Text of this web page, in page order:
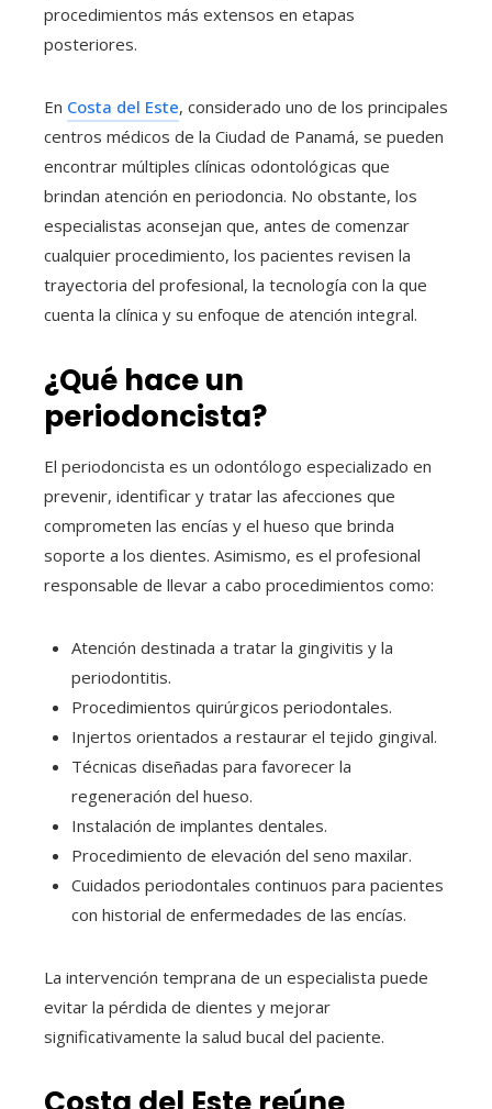
procedimientos más extensos en etapas
posteriores.
En Costa del Este, considerado uno de los principales
centros médicos de la Ciudad de Panamá, se pueden
encontrar múltiples clínicas odontológicas que
brindan atención en periodoncia. No obstante, los
especialistas aconsejan que, antes de comenzar
cualquier procedimiento, los pacientes revisen la
trayectoria del profesional, la tecnología con la que
cuenta la clínica y su enfoque de atención integral.
¿Qué hace un
periodoncista?
El periodoncista es un odontólogo especializado en
prevenir, identificar y tratar las afecciones que
comprometen las encías y el hueso que brinda
soporte a los dientes. Asimismo, es el profesional
responsable de llevar a cabo procedimientos como:
Atención destinada a tratar la gingivitis y la
periodontitis.
Procedimientos quirúrgicos periodontales.
Injertos orientados a restaurar el tejido gingival.
Técnicas diseñadas para favorecer la
regeneración del hueso.
Instalación de implantes dentales.
Procedimiento de elevación del seno maxilar.
Cuidados periodontales continuos para pacientes
con historial de enfermedades de las encías.
La intervención temprana de un especialista puede
evitar la pérdida de dientes y mejorar
significativamente la salud bucal del paciente.